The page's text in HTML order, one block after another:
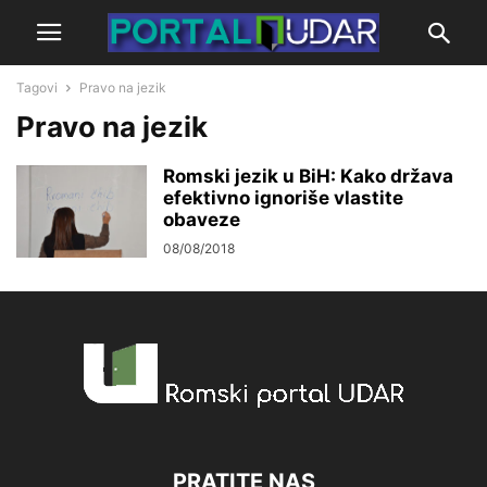
Tagovi Pravo na jezik
Pravo na jezik
Romski jezik u BiH: Kako država
efektivno ignoriše vlastite
obaveze
08/08/2018
PRATITE NAS